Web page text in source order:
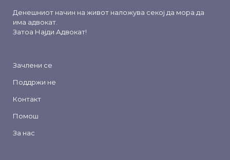
Денешниот начин на живот наложува секој да мора да
има адвокат.
Затоа Најди Адвокат!
Зачлени се
Поддржи не
Контакт
Помош
За нас